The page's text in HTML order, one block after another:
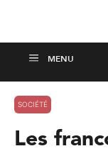
SOCIÉTÉ
Les